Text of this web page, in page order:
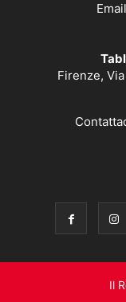
Email
Firenze,
Il